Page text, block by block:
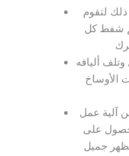
ذلك لتقوم
شفط كل
أليافه
الأوساخ
آلية عمل
على